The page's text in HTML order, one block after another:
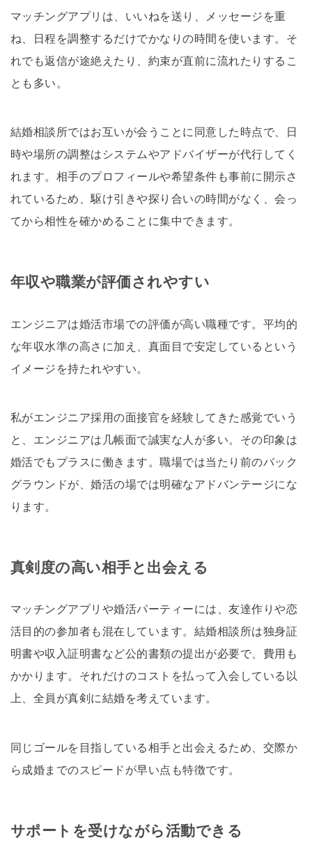
マッチングアプリは、いいねを送り、メッセージを重
ね、日程を調整するだけでかなりの時間を使います。そ
れでも返信が途絶えたり、約束が直前に流れたりするこ
とも多い。
結婚相談所ではお互いが会うことに同意した時点で、日
時や場所の調整はシステムやアドバイザーが代行してく
れます。相手のプロフィールや希望条件も事前に開示さ
れているため、駆け引きや探り合いの時間がなく、会っ
てから相性を確かめることに集中できます。
年収や職業が評価されやすい
エンジニアは婚活市場での評価が高い職種です。平均的
な年収水準の高さに加え、真面目で安定しているという
イメージを持たれやすい。
私がエンジニア採用の面接官を経験してきた感覚でいう
と、エンジニアは几帳面で誠実な人が多い。その印象は
婚活でもプラスに働きます。職場では当たり前のバック
グラウンドが、婚活の場では明確なアドバンテージにな
ります。
真剣度の高い相手と出会える
マッチングアプリや婚活パーティーには、友達作りや恋
活目的の参加者も混在しています。結婚相談所は独身証
明書や収入証明書など公的書類の提出が必要で、費用も
かかります。それだけのコストを払って入会している以
上、全員が真剣に結婚を考えています。
同じゴールを目指している相手と出会えるため、交際か
ら成婚までのスピードが早い点も特徴です。
サポートを受けながら活動できる